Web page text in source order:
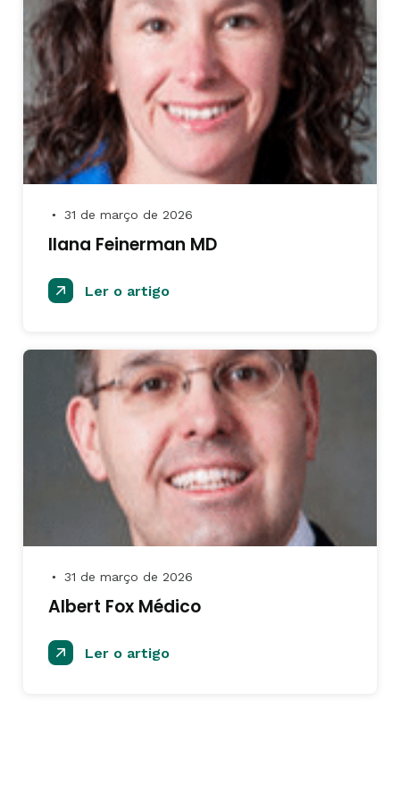
● 31 de março de 2026
IIana Feinerman MD
Ler o artigo
● 31 de março de 2026
Albert Fox Médico
Ler o artigo